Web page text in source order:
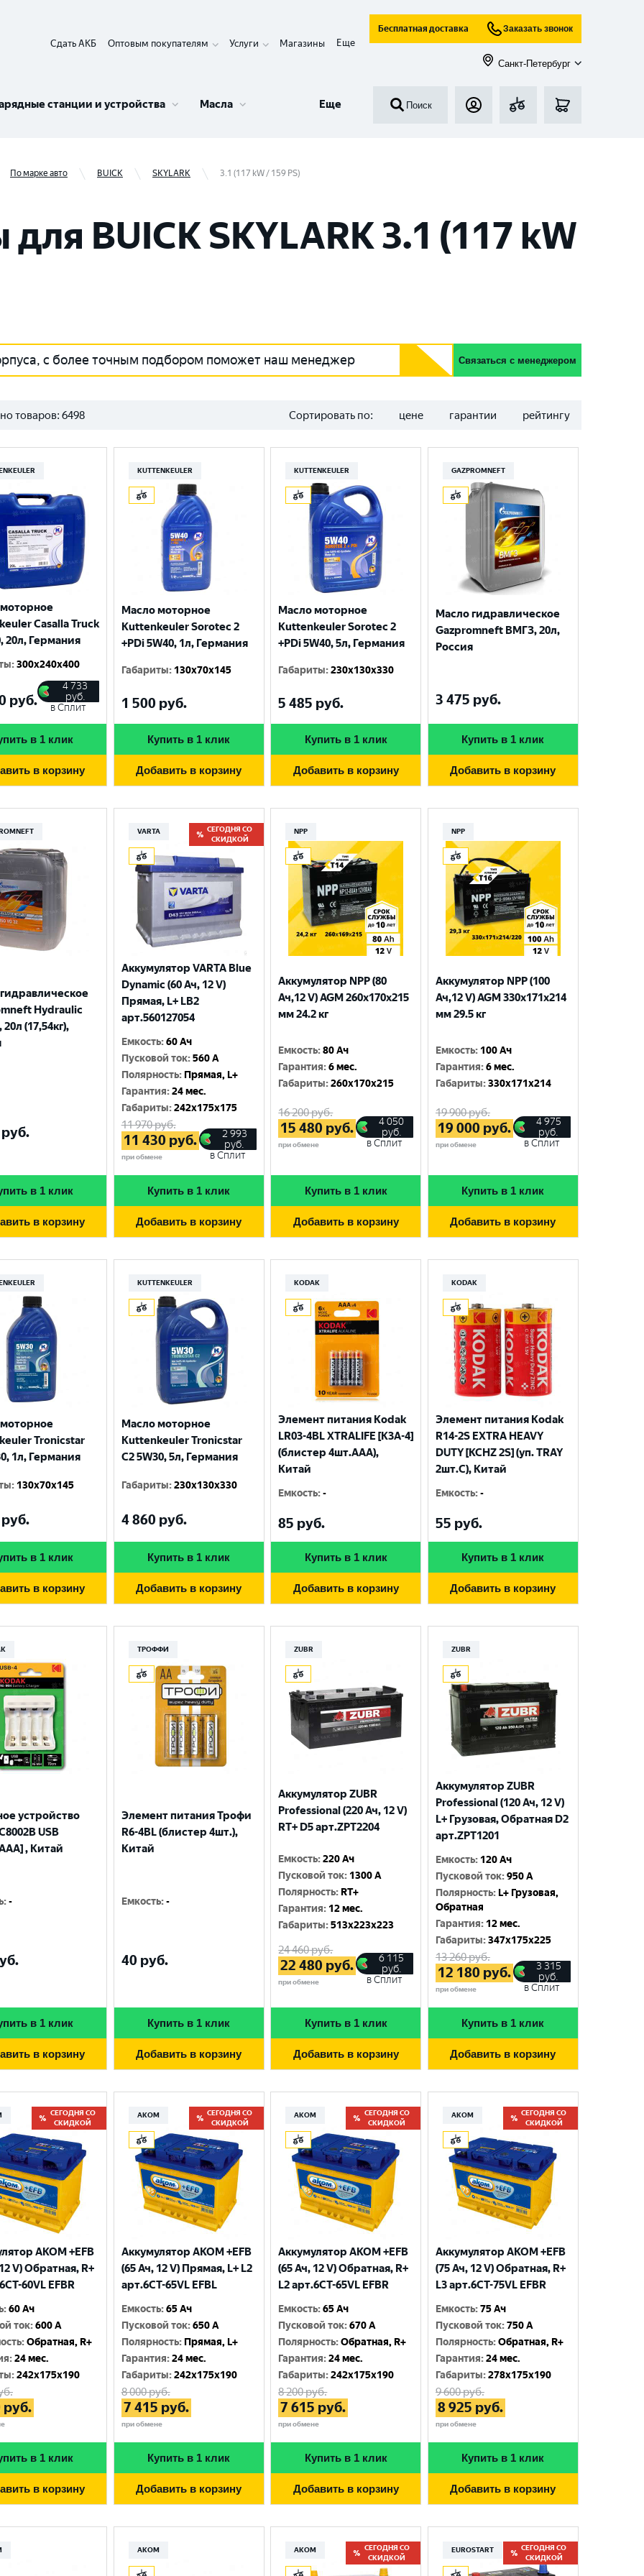
Сдать АКБ Оптовым покупателям Услуги Магазины Еще
Бесплатная доставка Заказать звонок
Санкт-Петербург
станции и устройства Масла Еще Поиск
По марке авто BUICK SKYLARK 3.1 (117 kW / 159 PS)
BUICK SKYLARK 3.1 (117 kW
с более точным подбором поможет наш менеджер Связаться с менеджером
товаров: 6498 Сортировать по: цене гарантии рейтингу
Casalla Truck
20л, Германия
:300x240x400
руб.
4 733
руб.
в Сплит
в 1 клик
в корзину
KUTTENKEULER
Масло моторное
Kuttenkeuler Sorotec 2
+PDi 5W40, 1л, Германия
Габариты: 130x70x145
1 500 руб.
Купить в 1 клик
Добавить в корзину
KUTTENKEULER
Масло моторное
Kuttenkeuler Sorotec 2
+PDi 5W40, 5л, Германия
Габариты:230x130x330
5 485 руб.
Купить в 1 клик
Добавить в корзину
GAZPROMNEFT
Масло гидравлическое
Gazpromneft ВМГЗ, 20л,
Россия
3 475 руб.
Купить в 1 клик
Добавить в корзину
Hydraulic
20л (17,54кг),
руб.
в 1 клик
в корзину
VARTA
СЕГОДНЯ СО
СКИДКОЙ
Аккумулятор VARTA Blue
Dynamic (60 Ач, 12 V)
Прямая, L+ LB2
арт.560127054
Емкость:60 Ач
Пусковой ток:560 A
Полярность: Прямая, L+
Гарантия:24 мес.
Габариты:242x175x175
11 970руб.
11 430 руб.
при обмене
2 993
руб.
в Сплит
Купить в 1 клик
Добавить в корзину
NPP
Аккумулятор NPP (80
Ач,12 V) AGM 260x170x215
мм 24.2 кг
Емкость:80 Ач
Гарантия:6 мес.
Габариты:260x170x215
16 200руб.
15 480 руб.
при обмене
4 050
руб.
в Сплит
Купить в 1 клик
Добавить в корзину
NPP
Аккумулятор NPP (100
Ач,12 V) AGM 330x171x214
мм 29.5 кг
Емкость: 100 Ач
Гарантия:6 мес.
Габариты:330x171x214
19 900руб.
19 000 руб.
при обмене
4 975
руб.
в Сплит
Купить в 1 клик
Добавить в корзину
Tronicstar
1л, Германия
: 130x70x145
руб.
в 1 клик
в корзину
KUTTENKEULER
Масло моторное
Kuttenkeuler Tronicstar
C2 5W30, 5л, Германия
Габариты:230x130x330
4 860 руб.
Купить в 1 клик
Добавить в корзину
KODAK
Элемент питания Kodak
LR03-4BL XTRALIFE [K3A-4]
(блистер 4шт.AАА),
Китай
Емкость:-
85 руб.
Купить в 1 клик
Добавить в корзину
KODAK
Элемент питания Kodak
R14-2S EXTRA HEAVY
DUTY [KCHZ 2S] (уп. TRAY
2шт.C), Китай
Емкость:-
55 руб.
Купить в 1 клик
Добавить в корзину
устройство
USB
, Китай
:-
в 1 клик
в корзину
ТРОФФИ
Элемент питания Трофи
R6-4BL (блистер 4шт.),
Китай
Емкость:-
40 руб.
Купить в 1 клик
Добавить в корзину
ZUBR
Аккумулятор ZUBR
Professional (220 Ач, 12 V)
RT+ D5 арт.ZPT2204
Емкость:220 Ач
Пусковой ток: 1300 A
Полярность: RT+
Гарантия: 12 мес.
Габариты:513x223x223
24 460руб.
22 480 руб.
при обмене
6 115
руб.
в Сплит
Купить в 1 клик
Добавить в корзину
ZUBR
Аккумулятор ZUBR
Professional (120 Ач, 12 V)
L+ Грузовая, Обратная D2
арт.ZPT1201
Емкость: 120 Ач
Пусковой ток:950 A
Полярность: L+ Грузовая,
Обратная
Гарантия: 12 мес.
Габариты:347x175x225
13 260руб.
12 180 руб.
при обмене
3 315
руб.
в Сплит
Купить в 1 клик
Добавить в корзину
СЕГОДНЯ СО
СКИДКОЙ
AKOM +EFB
V) Обратная, R+
60VL EFBR
:60 Ач
ток:600 A
:Обратная, R+
:24 мес.
:242x175x190
руб.
в 1 клик
в корзину
АКОМ
СЕГОДНЯ СО
СКИДКОЙ
Аккумулятор AKOM +EFB
(65 Ач, 12 V) Прямая, L+ L2
арт.6СТ-65VL EFBL
Емкость:65 Ач
Пусковой ток:650 A
Полярность: Прямая, L+
Гарантия:24 мес.
Габариты:242x175x190
8 000руб.
7 415 руб.
при обмене
Купить в 1 клик
Добавить в корзину
АКОМ
СЕГОДНЯ СО
СКИДКОЙ
Аккумулятор AKOM +EFB
(65 Ач, 12 V) Обратная, R+
L2 арт.6CT-65VL EFBR
Емкость:65 Ач
Пусковой ток:670 A
Полярность:Обратная, R+
Гарантия:24 мес.
Габариты:242x175x190
8 200руб.
7 615 руб.
при обмене
Купить в 1 клик
Добавить в корзину
АКОМ
СЕГОДНЯ СО
СКИДКОЙ
Аккумулятор AKOM +EFB
(75 Ач, 12 V) Обратная, R+
L3 арт.6СТ-75VL EFBR
Емкость:75 Ач
Пусковой ток:750 A
Полярность:Обратная, R+
Гарантия:24 мес.
Габариты:278x175x190
9 600руб.
8 925 руб.
при обмене
Купить в 1 клик
Добавить в корзину
АКОМ АКОМ
СЕГОДНЯ СО
СКИДКОЙ
EUROSTART
СЕГОДНЯ СО
СКИДКОЙ
Выберите ваш город
Гатчина
Смоленск